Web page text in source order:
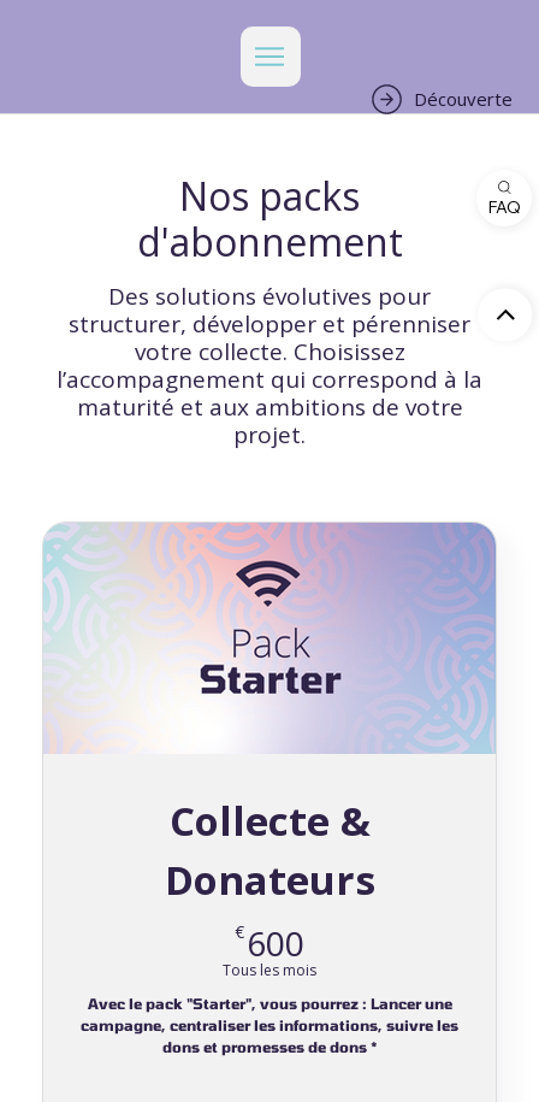
Découverte
Nos packs
d'abonnement
Des solutions évolutives pour
structurer, développer et pérenniser
votre collecte. Choisissez
l’accompagnement qui correspond à la
maturité et aux ambitions de votre
projet.
Collecte &
Donateurs
€ 600
Tous les mois
Avec le pack "Starter", vous pourrez : Lancer une
campagne, centraliser les informations, suivre les
dons et promesses de dons *
FAQ